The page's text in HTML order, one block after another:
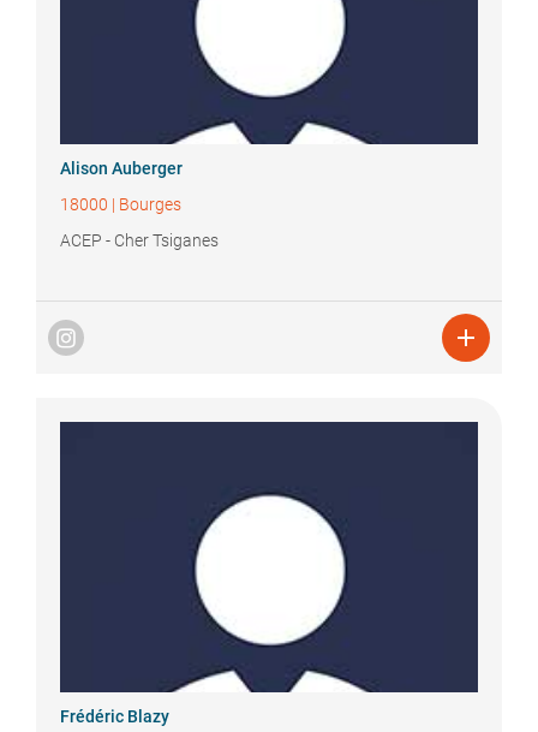
Alison Auberger
18000 | Bourges
ACEP - Cher Tsiganes

Frédéric Blazy